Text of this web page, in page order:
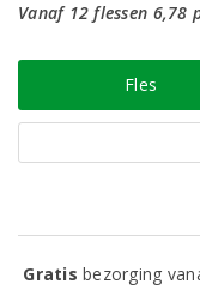
Vanaf 12 flessen 6,78
Fles
Gratisbezorging